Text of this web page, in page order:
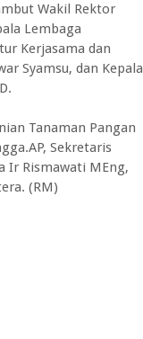
Wakil Rektor
Lembaga
Kerjasama dan
Syamsu, dan Kepala
Tanaman Pangan
Sekretaris
Ir Rismawati MEng,
(RM)